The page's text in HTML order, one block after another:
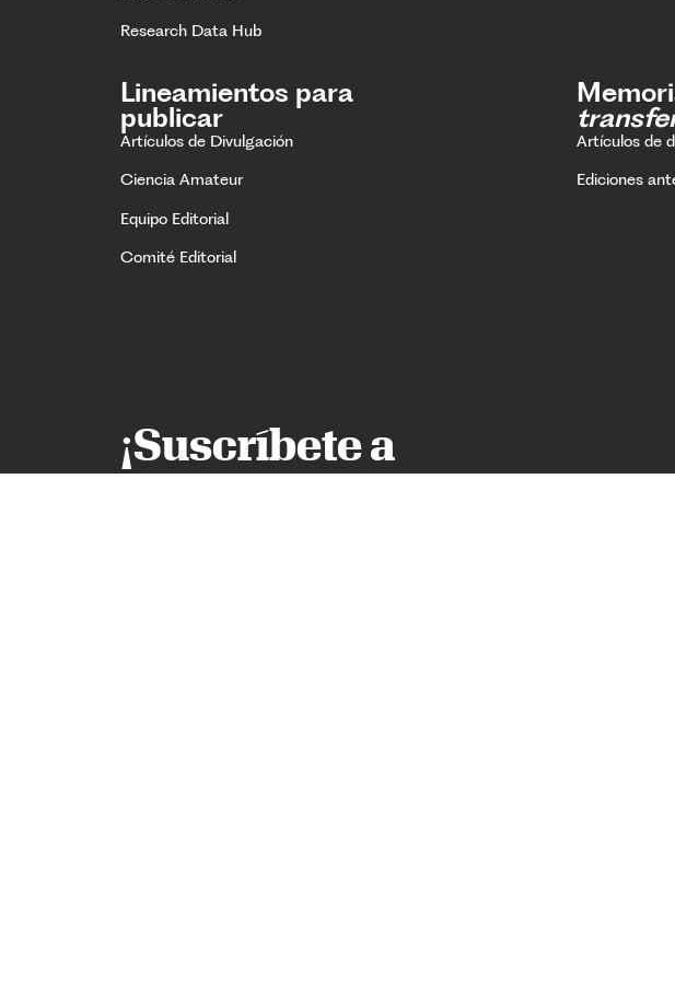
Research Data Hub
Lineamientos para
publicar
Artículos de Divulgación
Ciencia Amateur
Equipo Editorial
Comité Editorial
Artículos de
Ediciones
¡Suscríbete a
nuestro